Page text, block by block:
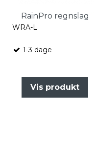
RainPro regnslag
WRA-L
1-3 dage
Vis produkt